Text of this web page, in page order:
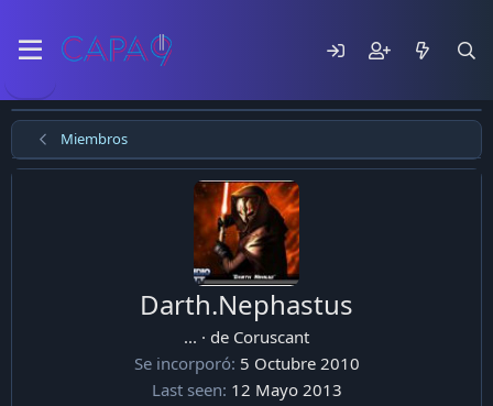
Miembros
Darth.Nephastus
... · de Coruscant
Se incorporó 5 Octubre 2010
Last seen 12 Mayo 2013